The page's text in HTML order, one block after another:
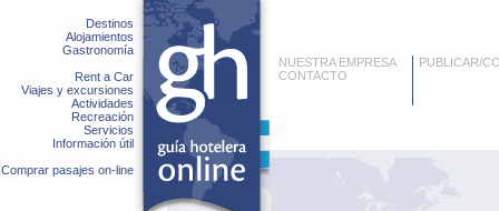
Destinos
Alojamientos
Gastronomía
Rent a Car
Viajes y excursiones
Actividades
Recreación
Servicios
Información útil
Comprar pasajes on-line
NUESTRA EMPRESA
CONTACTO
PUBLICAR/